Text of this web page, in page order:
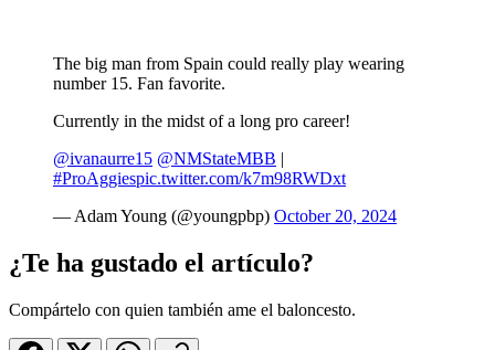
The big man from Spain could really play wearing
number 15. Fan favorite.
Currently in the midst of a long pro career!
@ivanaurre15 @NMStateMBB |
#ProAggiespic.twitter.com/k7m98RWDxt
— Adam Young (@youngpbp) October 20, 2024
¿Te ha gustado el artículo?
Compártelo con quien también ame el baloncesto.